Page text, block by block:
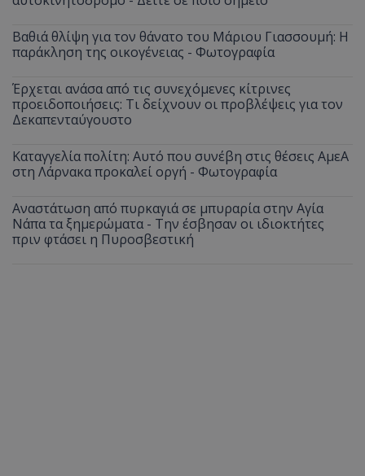
Βαθιά θλίψη για τον θάνατο του Μάριου Γιασσουμή: Η
παράκληση της οικογένειας - Φωτογραφία
Έρχεται ανάσα από τις συνεχόμενες κίτρινες
προειδοποιήσεις: Τι δείχνουν οι προβλέψεις για τον
Δεκαπενταύγουστο
Καταγγελία πολίτη: Αυτό που συνέβη στις θέσεις ΑμεΑ
στη Λάρνακα προκαλεί οργή - Φωτογραφία
Αναστάτωση από πυρκαγιά σε μπυραρία στην Αγία
Νάπα τα ξημερώματα - Την έσβησαν οι ιδιοκτήτες
πριν φτάσει η Πυροσβεστική